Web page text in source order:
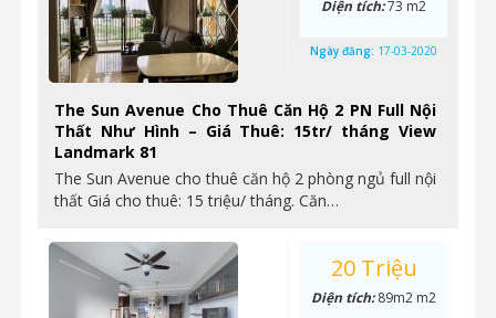
The Sun Avenue Cho Thuê Căn Hộ 2 PN Full Nội
Thất Như Hình – Giá Thuê: 15tr/ tháng View
Landmark 81
The Sun Avenue cho thuê căn hộ 2 phòng ngủ full nội
thất Giá cho thuê: 15 triệu/ tháng. Căn…
Diện tích:73 m2
Ngày đăng: 17-03-2020
20 Triệu
Diện tích:89m2 m2